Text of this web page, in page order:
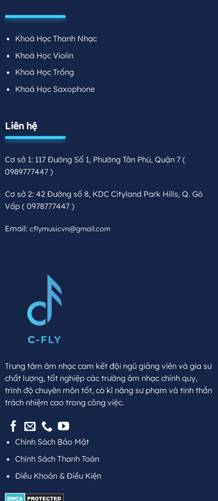
Khoá Học Thanh Nhạc
Khoá Học Violin
Khoá Học Trống
Khoá Học Saxophone
Liên hệ
Cơ sở 1: 117 Đường Số 1, Phường Tân Phú, Quận 7 (
0989777447 )
Cơ sở 2: 42 Đường số 8, KDC Cityland Park Hills, Q. Gò
Vấp( 0978777447 )
Email: cflymusicvn@gmail.com
Trung tâm âm nhạc cam kết đội ngũ giảng viên và gia sư
chất lượng, tốt nghiệp các trường âm nhạc chính quy,
trình độ chuyên môn tốt, có kĩ năng sư phạm và tinh thần
trách nhiệm cao trong công việc.
Chính Sách Bảo Mật
Chính Sách Thanh Toán
Điều Khoản & Điều Kiện